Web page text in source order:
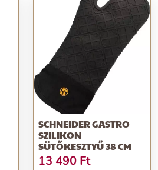
SCHNEIDER GASTRO
SZILIKON
SÜTŐKESZTYŰ 38 CM
13 490 Ft